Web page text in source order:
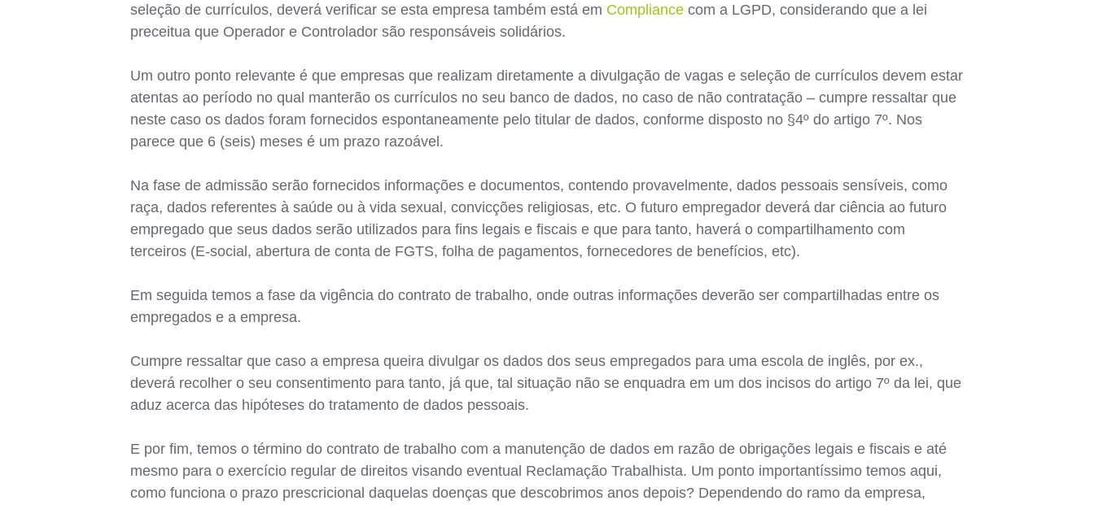
seleção de currículos, deverá verificar se esta empresa também está em Compliance com a LGPD, considerando que a lei
preceitua que Operador e Controlador são responsáveis solidários.
Um outro ponto relevante é que empresas que realizam diretamente a divulgação de vagas e seleção de currículos devem estar
atentas ao período no qual manterão os currículos no seu banco de dados, no caso de não contratação – cumpre ressaltar que
neste caso os dados foram fornecidos espontaneamente pelo titular de dados, conforme disposto no §4º do artigo 7º. Nos
parece que 6 (seis) meses é um prazo razoável.
Na fase de admissão serão fornecidos informações e documentos, contendo provavelmente, dados pessoais sensíveis, como
raça, dados referentes à saúde ou à vida sexual, convicções religiosas, etc. O futuro empregador deverá dar ciência ao futuro
empregado que seus dados serão utilizados para fins legais e fiscais e que para tanto, haverá o compartilhamento com
terceiros (E-social, abertura de conta de FGTS, folha de pagamentos, fornecedores de benefícios, etc).
Em seguida temos a fase da vigência do contrato de trabalho, onde outras informações deverão ser compartilhadas entre os
empregados e a empresa.
Cumpre ressaltar que caso a empresa queira divulgar os dados dos seus empregados para uma escola de inglês, por ex.,
deverá recolher o seu consentimento para tanto, já que, tal situação não se enquadra em um dos incisos do artigo 7º da lei, que
aduz acerca das hipóteses do tratamento de dados pessoais.
E por fim, temos o término do contrato de trabalho com a manutenção de dados em razão de obrigações legais e fiscais e até
mesmo para o exercício regular de direitos visando eventual Reclamação Trabalhista. Um ponto importantíssimo temos aqui,
como funciona o prazo prescricional daquelas doenças que descobrimos anos depois? Dependendo do ramo da empresa,